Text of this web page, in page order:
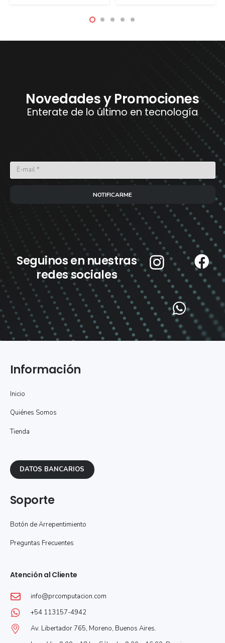
Novedades y Promociones
Enterate de lo último en tecnología
NOTIFICARME
Seguinos en nuestras
redes sociales
Información
Inicio
Quiénes Somos
Tienda
DATOS BANCARIOS
Soporte
Botón de Arrepentimiento
Preguntas Frecuentes
Atención al Cliente
info@prcomputacion.com
+54 113157-4942
Av. Libertador 765, Moreno, Buenos Aires.